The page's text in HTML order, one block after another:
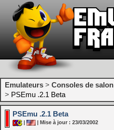
Emulateurs > Consoles de salon
> PSEmu .2.1 Beta
PSEmu .2.1 Beta
| | Mise à jour : 23/03/2002